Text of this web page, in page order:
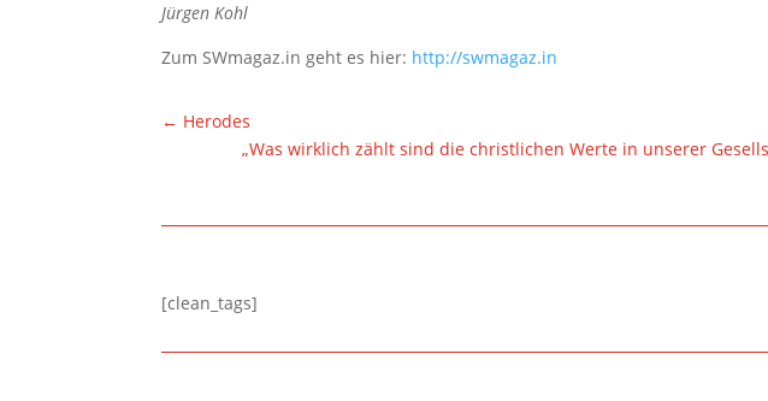
Jürgen Kohl
Zum SWmagaz.in geht es hier: http://swmagaz.in
← Herodes
„Was wirklich zählt sind die christlichen Werte in unserer
[clean_tags]